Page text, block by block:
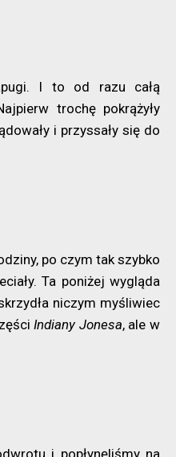
I to od razu całą
trochę pokrążyły
i przyssały się do
po czym tak szybko
Ta poniżej wygląda
niczym myśliwiec
Indiany Jonesa, ale w
i popłynęliśmy na